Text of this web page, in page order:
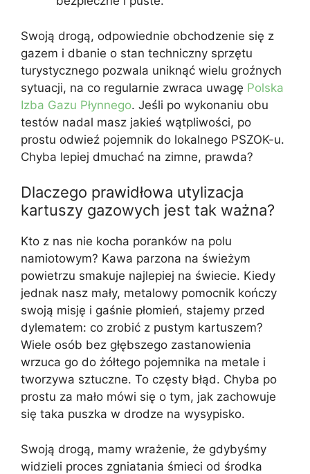
Swoją drogą, odpowiednie obchodzenie się z
gazem i dbanie o stan techniczny sprzętu
turystycznego pozwala uniknąć wielu groźnych
sytuacji, na co regularnie zwraca uwagę Polska
Izba Gazu Płynnego. Jeśli po wykonaniu obu
testów nadal masz jakieś wątpliwości, po
prostu odwieź pojemnik do lokalnego PSZOK-u.
Chyba lepiej dmuchać na zimne, prawda?
Dlaczego prawidłowa utylizacja
kartuszy gazowych jest tak ważna?
Kto z nas nie kocha poranków na polu
namiotowym? Kawa parzona na świeżym
powietrzu smakuje najlepiej na świecie. Kiedy
jednak nasz mały, metalowy pomocnik kończy
swoją misję i gaśnie płomień, stajemy przed
dylematem: co zrobić z pustym kartuszem?
Wiele osób bez głębszego zastanowienia
wrzuca go do żółtego pojemnika na metale i
tworzywa sztuczne. To częsty błąd. Chyba po
prostu za mało mówi się o tym, jak zachowuje
się taka puszka w drodze na wysypisko.
Swoją drogą, mamy wrażenie, że gdybyśmy
widzieli proces zgniatania śmieci od środka